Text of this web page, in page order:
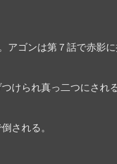
アゴンは第７話で赤影
けられ真っ二つにされ
される。